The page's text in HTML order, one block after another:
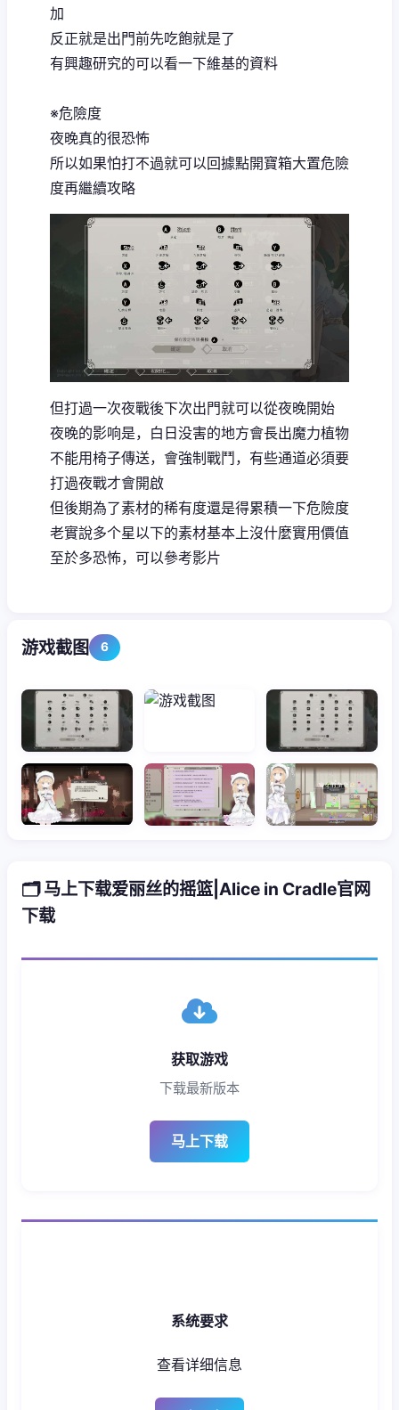
加
反正就是出門前先吃飽就是了
有興趣研究的可以看一下維基的資料
※危險度
夜晚真的很恐怖
所以如果怕打不過就可以回據點開寶箱大置危險
度再繼續攻略
但打過一次夜戰後下次出門就可以從夜晚開始
夜晚的影响是，白日没害的地方會長出魔力植物
不能用椅子傳送，會強制戰鬥，有些通道必須要
打過夜戰才會開啟
但後期為了素材的稀有度還是得累積一下危險度
老實說多个星以下的素材基本上沒什麼實用價值
至於多恐怖，可以參考影片
游戏截图 6
🗂️ 马上下载爱丽丝的摇篮|Alice in Cradle官网
下载
获取游戏
下载最新版本
马上下载
系统要求
查看详细信息